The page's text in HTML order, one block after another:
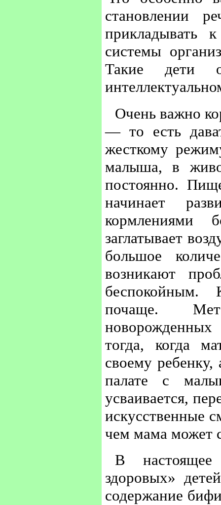
становлении
прикладывать
системы
Такие дети
Очень важно
— то есть
жесткому
малыша, в
постоянно.
начинает
кормлениями
заглатывает
большое
возникают
почаще.
тогда, когда
своему
палате с
усваивается,
искусственные
чем мама может
В
здоровых»
содержание